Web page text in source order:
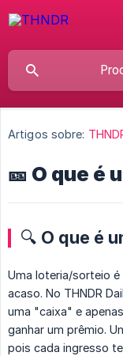
Artigos sobre:
🎫 O que é
🔍 O que é
Uma loteria/sorteio
acaso. No THNDR
uma "caixa" e
ganhar um prêmio.
pois cada ingresso